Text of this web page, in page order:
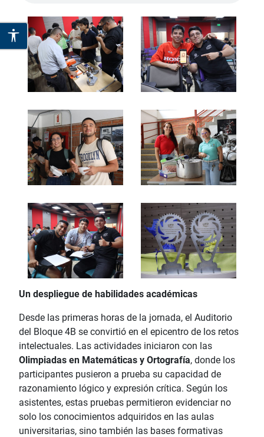
Un despliegue de habilidades académicas
Desde las primeras horas de la jornada, el Auditorio
del Bloque 4B se convirtió en el epicentro de los retos
intelectuales. Las actividades iniciaron con las
Olimpiadas en Matemáticas y Ortografía, donde los
participantes pusieron a prueba su capacidad de
razonamiento lógico y expresión crítica. Según los
asistentes, estas pruebas permitieron evidenciar no
solo los conocimientos adquiridos en las aulas
universitarias, sino también las bases formativas